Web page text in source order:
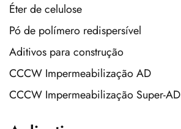
Éter de celulose
Pó de polímero redispersível
Aditivos para construção
CCCW Impermeabilização AD
CCCW Impermeabilização Super-AD